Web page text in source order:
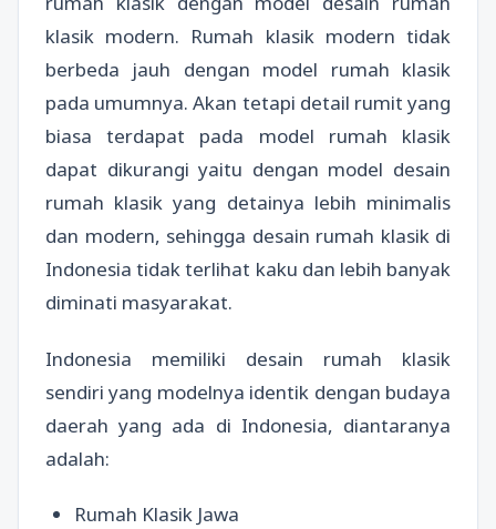
klasik modern. Rumah klasik modern tidak
berbeda jauh dengan model rumah klasik
pada umumnya. Akan tetapi detail rumit yang
biasa terdapat pada model rumah klasik
dapat dikurangi yaitu dengan model desain
rumah klasik yang detainya lebih minimalis
dan modern, sehingga desain rumah klasik di
Indonesia tidak terlihat kaku dan lebih banyak
diminati masyarakat.
Indonesia memiliki desain rumah klasik
sendiri yang modelnya identik dengan budaya
daerah yang ada di Indonesia, diantaranya
adalah:
Rumah Klasik Jawa